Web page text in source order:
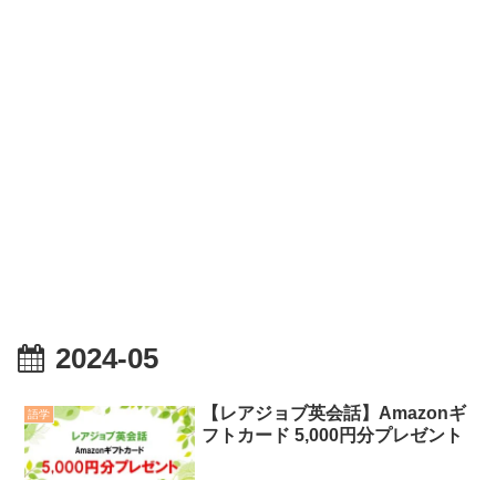
2024-05
語学
【レアジョブ英会話】Amazonギ
フトカード 5,000円分プレゼント